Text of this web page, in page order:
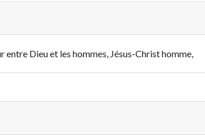
entre Dieu et les hommes, Jésus-Christ homme,